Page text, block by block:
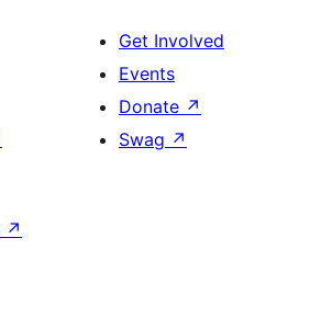
Get Involved
Events
Donate ↗
Swag ↗
↗